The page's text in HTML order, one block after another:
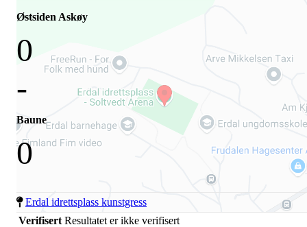
Østsiden Askøy
0
-
Baune
0
Erdal idrettsplass kunstgress
Verifisert Resultatet er ikke verifisert